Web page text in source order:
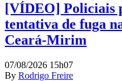
[VÍDEO] Policiais
tentativa de fuga
Ceará-Mirim
07/08/2026 15h07
By Rodrigo Freire